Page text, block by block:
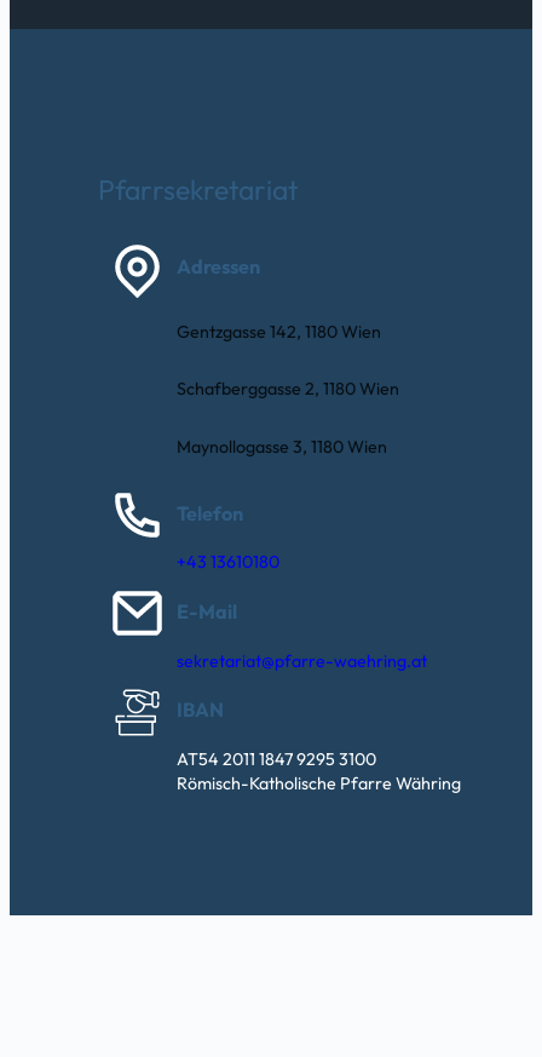
Pfarrsekretariat
Adressen
Gentzgasse 142, 1180 Wien
Schafberggasse 2, 1180 Wien
Maynollogasse 3, 1180 Wien
Telefon
+43 13610180
E-Mail
sekretariat@pfarre-waehring.at
IBAN
AT54 2011 1847 9295 3100
Römisch-Katholische Pfarre Währing